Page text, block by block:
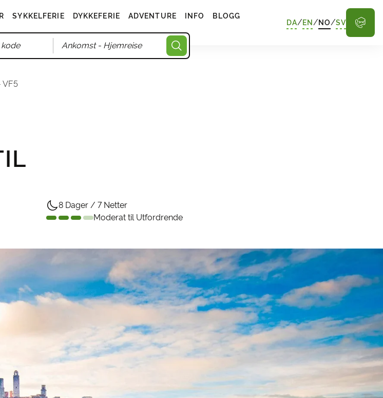
SYKKELFERIE DYKKEFERIE ADVENTURE INFO BLOGG
Ankomst- Hjemreise
DA/EN /NO/SV
VF5
8 Dager / 7 Netter
Moderat til Utfordrende